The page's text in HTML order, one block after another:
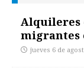
Alquileres
migrantes
jueves 6 de